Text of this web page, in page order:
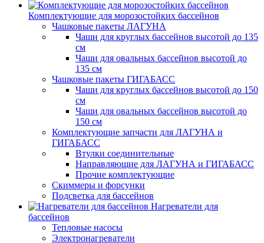
Комплектующие для морозостойких бассейнов
Чашковые пакеты ЛАГУНА
Чаши для круглых бассейнов высотой до 135
см
Чаши для овальных бассейнов высотой до
135 см
Чашковые пакеты ГИГАБАСС
Чаши для круглых бассейнов высотой до 150
см
Чаши для овальных бассейнов высотой до
150 см
Комплектующие запчасти для ЛАГУНА и
ГИГАБАСС
Втулки соединительные
Направляющие для ЛАГУНА и ГИГАБАСС
Прочие комплектующие
Скиммеры и форсунки
Подсветка для бассейнов
Нагреватели для
бассейнов
Тепловые насосы
Электронагреватели